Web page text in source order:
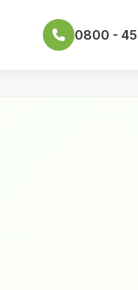
0800 -